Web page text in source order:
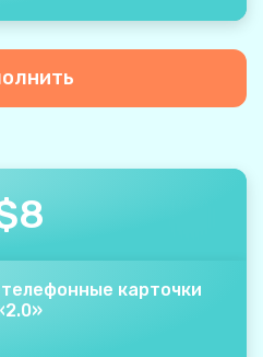
8
карточки